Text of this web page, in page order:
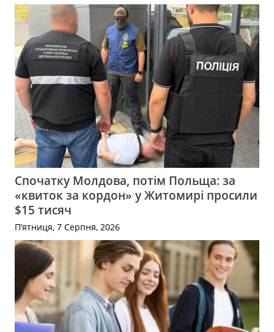
Спочатку Молдова, потім Польща: за
«квиток за кордон» у Житомирі просили
$15 тисяч
П’ятниця, 7 Серпня, 2026